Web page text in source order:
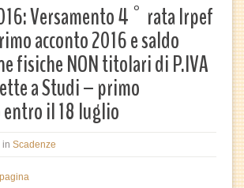
Versamento 4° rata Irpef
acconto 2016 e saldo
fisiche NON titolari di P.IVA
a Studi – primo
il 18 luglio
in Scadenze